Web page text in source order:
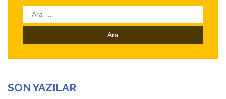
Arama:
SON YAZILAR